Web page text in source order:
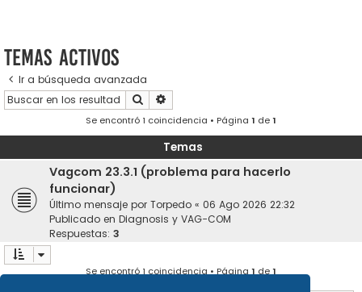
Temas activos
Ir a búsqueda avanzada
Buscar
Se encontró 1 coincidencia • Página 1 de1
Temas
Vagcom 23.3.1 (problema para hacerlo
funcionar)
Último mensaje por Torpedo « 06 Ago 2026 22:32
Publicado en Diagnosis y VAG-COM
Respuestas: 3
Se encontró 1 coincidencia • Página1de1